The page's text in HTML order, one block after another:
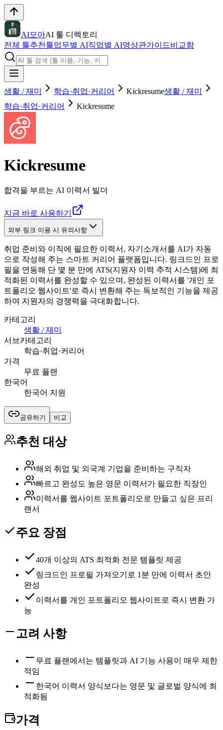
AI모아AI 툴 디렉토리
전체 툴추천툴업무별 AI직업별 AI영상관가이드비교함
생활 / 재미 학습·취업·커리어 Kickresume생활 / 재미
학습·취업·커리어
Kickresume
Kickresume
합격을 부르는 AI 이력서 빌더
지금 바로 사용하기
외부 링크 이용 시 유의사항
취업 준비와 이직에 필요한 이력서, 자기소개서를 AI가 자동
으로 작성해 주는 스마트 커리어 플랫폼입니다. 링크드인 프로
필을 연동해 단 몇 분 만에 ATS(지원자 이력 추적 시스템)에 최
적화된 이력서를 완성할 수 있으며, 완성된 이력서를 '개인 포
트폴리오 웹사이트'로 즉시 변환해 주는 독보적인 기능을 제공
하여 지원자의 경쟁력을 극대화합니다.
카테고리
생활 / 재미
서브카테고리
학습·취업·커리어
가격
무료 플랜
한국어
한국어 지원
공유하기 비교
추천 대상
해외 취업 및 외국계 기업을 준비하는 구직자
빠르고 완성도 높은 영문 이력서가 필요한 직장인
이력서를 웹사이트 포트폴리오로 만들고 싶은 프리
랜서
주요 장점
40개 이상의 ATS 최적화 전문 템플릿 제공
링크드인 프로필 가져오기로 1분 만에 이력서 초안
완성
이력서를 개인 포트폴리오 웹사이트로 즉시 변환 가
능
고려 사항
무료 플랜에서는 템플릿과 AI 기능 사용이 매우 제한
적임
한국어 이력서 양식보다는 영문 및 글로벌 양식에 최
적화됨
가격